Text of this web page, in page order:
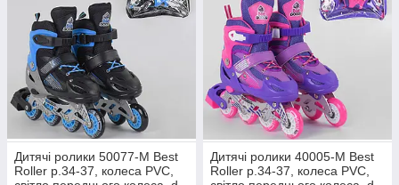
Дитячі ролики 50077-М Best
Roller р.34-37, колеса PVC,
Дитячі ролики 40005-М Best
Roller р.34-37, колеса PVC,